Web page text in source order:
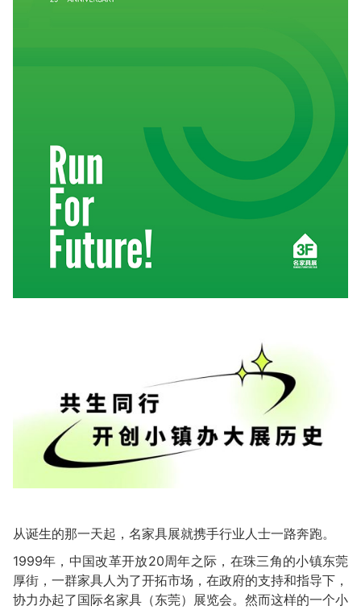
从诞生的那一天起，名家具展就携手行业人士一路奔跑。
1999年，中国改革开放20周年之际，在珠三角的小镇东莞
厚街，一群家具人为了开拓市场，在政府的支持和指导下，
协力办起了国际名家具（东莞）展览会。然而这样的一个小